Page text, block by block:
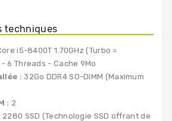
techniques
i5-8400T 1.70GHz (Turbo =
6 Threads - Cache 9Mo
:32Go DDR4 SO-DIMM (Maximum
: 2
2280 SSD (Technologie SSD offrant de